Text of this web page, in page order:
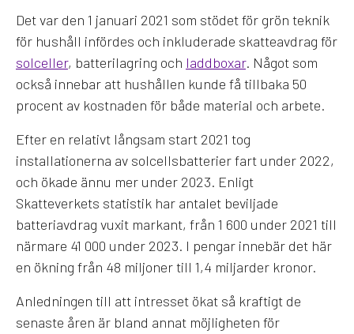
Det var den 1 januari 2021 som stödet för grön teknik
för hushåll infördes och inkluderade skatteavdrag för
solceller, batterilagring och laddboxar. Något som
också innebar att hushållen kunde få tillbaka 50
procent av kostnaden för både material och arbete.
Efter en relativt långsam start 2021 tog
installationerna av solcellsbatterier fart under 2022,
och ökade ännu mer under 2023. Enligt
Skatteverkets statistik har antalet beviljade
batteriavdrag vuxit markant, från 1 600 under 2021 till
närmare 41 000 under 2023. I pengar innebär det här
en ökning från 48 miljoner till 1,4 miljarder kronor.
Anledningen till att intresset ökat så kraftigt de
senaste åren är bland annat möjligheten för